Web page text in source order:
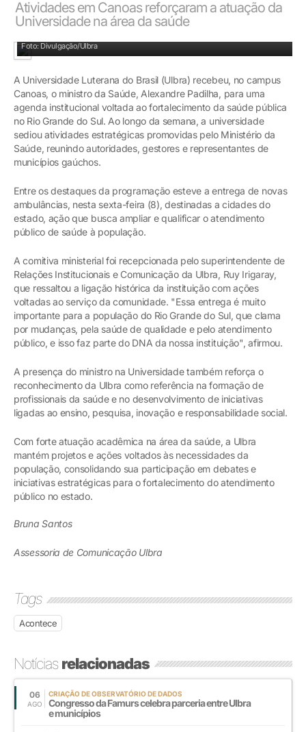
Atividades em Canoas reforçaram a atuação da
Universidade na área da saúde
Foto: Divulgação/Ulbra
A Universidade Luterana do Brasil (Ulbra) recebeu, no campus
Canoas, o ministro da Saúde, Alexandre Padilha, para uma
agenda institucional voltada ao fortalecimento da saúde pública
no Rio Grande do Sul. Ao longo da semana, a universidade
sediou atividades estratégicas promovidas pelo Ministério da
Saúde, reunindo autoridades, gestores e representantes de
municípios gaúchos.
Entre os destaques da programação esteve a entrega de novas
ambulâncias, nesta sexta-feira (8), destinadas a cidades do
estado, ação que busca ampliar e qualificar o atendimento
público de saúde à população.
A comitiva ministerial foi recepcionada pelo superintendente de
Relações Institucionais e Comunicação da Ulbra, Ruy Irigaray,
que ressaltou a ligação histórica da instituição com ações
voltadas ao serviço da comunidade. "Essa entrega é muito
importante para a população do Rio Grande do Sul, que clama
por mudanças, pela saúde de qualidade e pelo atendimento
público, e isso faz parte do DNA da nossa instituição", afirmou.
A presença do ministro na Universidade também reforça o
reconhecimento da Ulbra como referência na formação de
profissionais da saúde e no desenvolvimento de iniciativas
ligadas ao ensino, pesquisa, inovação e responsabilidade social.
Com forte atuação acadêmica na área da saúde, a Ulbra
mantém projetos e ações voltados às necessidades da
população, consolidando sua participação em debates e
iniciativas estratégicas para o fortalecimento do atendimento
público no estado.
Bruna Santos
Assessoria de Comunicação Ulbra
Tags
Acontece
Notíciasrelacionadas
06
AGO
CRIAÇÃO DE OBSERVATÓRIO DE DADOS
Congresso da Famurs celebra parceria entre Ulbra
e municípios